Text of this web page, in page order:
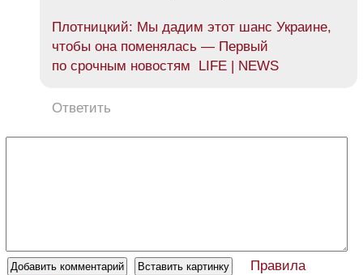
Плотницкий: Мы дадим этот шанс Украине,
чтобы она поменялась — Первый
по срочным новостям LIFE | NEWS
Ответить
Правила